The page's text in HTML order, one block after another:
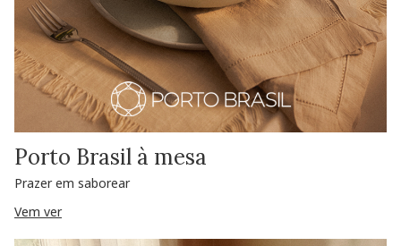
Porto Brasil à mesa
Prazer em saborear
Vem ver